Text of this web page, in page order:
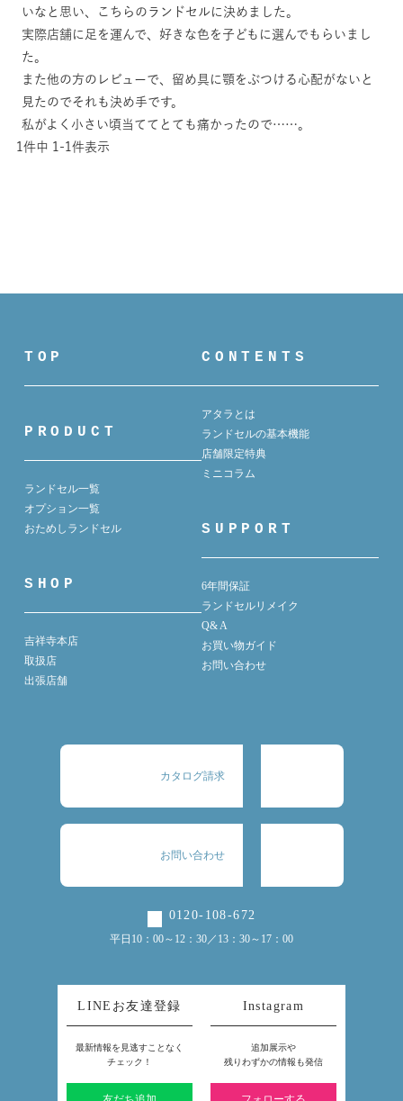
いなと思い、こちらのランドセルに決めました。
実際店舗に足を運んで、好きな色を子どもに選んでもらいまし
た。
また他の方のレビューで、留め具に顎をぶつける心配がないと
見たのでそれも決め手です。
私がよく小さい頃当ててとても痛かったので……。
1 件中 1 -1 件表示
TOP
PRODUCT
ランドセル一覧
オプション一覧
おためしランドセル
SHOP
吉祥寺本店
取扱店
出張店舗
CONTENTS
アタラとは
ランドセルの基本機能
店舗限定特典
ミニコラム
SUPPORT
6年間保証
ランドセルリメイク
Q& A
お買い物ガイド
お問い合わせ
カタログ請求
お問い合わせ
0120-108-672
平日10：00～12：30／13：30～17：00
LINEお友達登録
最新情報を見逃すことなく
チェック！
Instagram
追加展示や
残りわずかの情報も発信